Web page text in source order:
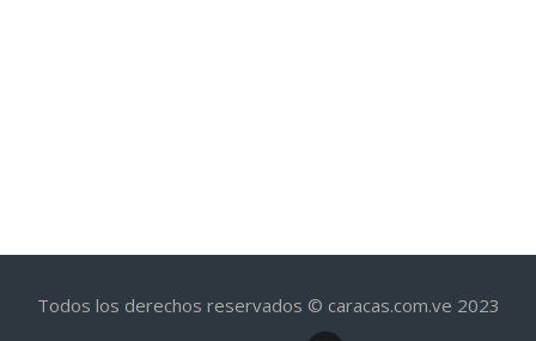
Todos los derechos reservados © caracas.com.ve 2023